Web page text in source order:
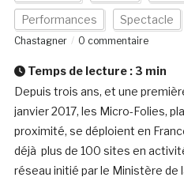
Performances Spectacle
Chastagner
0 commentaire
Temps de lecture : 3 min
Depuis trois ans, et une
janvier 2017, les Micro-Folies,
proximité, se déploient en
déjà plus de 100 sites en
réseau initié par le Ministère de